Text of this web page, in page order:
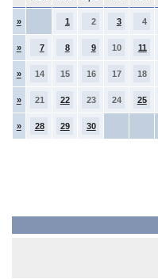
» 1 2 3 4
» 7 8 9 10 11
» 14 15 16 17 18
» 21 22 23 24 25
» 28 29 30